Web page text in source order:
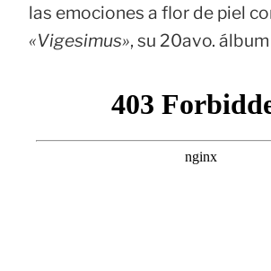
las emociones a flor de piel
«Vigesimus», su 20avo.